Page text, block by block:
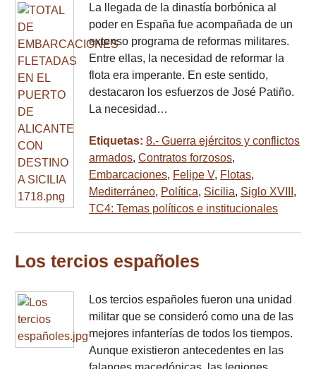
La llegada de la dinastía borbónica al
poder en España fue acompañada de un
extenso programa de reformas militares.
Entre ellas, la necesidad de reformar la
flota era imperante. En este sentido,
destacaron los esfuerzos de José Patiño.
La necesidad…
Etiquetas: 8.- Guerra ejércitos y conflictos
armados, Contratos forzosos,
Embarcaciones, Felipe V, Flotas,
Mediterráneo, Política, Sicilia, Siglo XVIII ,
TC4: Temas políticos e institucionales
Los tercios españoles
Los tercios españoles fueron una unidad
militar que se consideró como una de las
mejores infanterías de todos los tiempos.
Aunque existieron antecedentes en las